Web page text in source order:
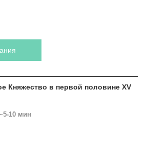
Княжество в первой половине XV
10 мин